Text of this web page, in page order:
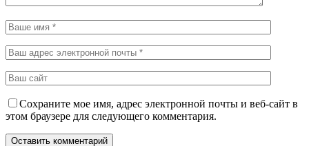
Сохраните мое имя, адрес электронной почты и веб-сайт в
этом браузере для следующего комментария.